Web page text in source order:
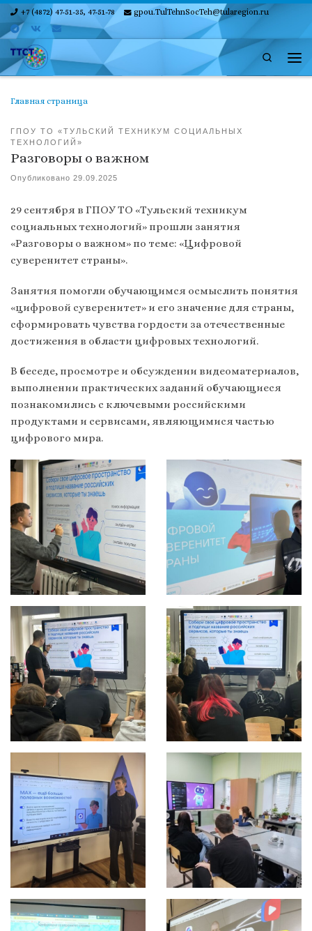
Skip to content
+7 (4872) 47-51-35, 47-51-78 gpou.TulTehnSocTeh@tularegion.ru
Search
Главная страница
ГПОУ ТО «ТУЛЬСКИЙ ТЕХНИКУМ СОЦИАЛЬНЫХ
ТЕХНОЛОГИЙ»
Разговоры о важном
Опубликовано 29.09.2025
29 сентября в ГПОУ ТО «Тульский техникум
социальных технологий» прошли занятия
«Разговоры о важном» по теме: «Цифровой
суверенитет страны».
Занятия помогли обучающимся осмыслить понятия
«цифровой суверенитет» и его значение для страны,
сформировать чувства гордости за отечественные
достижения в области цифровых технологий.
В беседе, просмотре и обсуждении видеоматериалов,
выполнении практических заданий обучающиеся
познакомились с ключевыми российскими
продуктами и сервисами, являющимися частью
цифрового мира.